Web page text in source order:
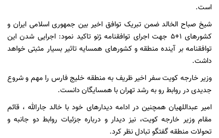
است.
شیخ صباح الخالد ضمن تبریک توافق اخیر بین جمهوری اسلامی ایران و
کشورهای 1+5 جهت اجرای توافقنامه ‍‍‍ژنو تاکید نمود: اجرایی شدن این
توافقنامه بر آینده منطقه و کشورهای همسایه تاثیر بسیار مثبتی خواهد
داشت.
وزیر خارجه کویت سفر اخیر ظریف به منطقه خلیج فارس را مهم و شروع
جدیدی در روابط رو به رشد تهران با همسایگان دانست.
امیر عبداللهیان همچنین در ادامه دیدارهای خود با خالد جارالله ، قائم
مقام وزیر خارجه کویت، نیز دیدار و درباره جزئیات روابط دو جانبه و
تحولات منطقه گفتگو تبادل نظر کرد.